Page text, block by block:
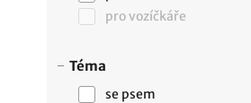
pro vozíčkáře
Téma
se psem